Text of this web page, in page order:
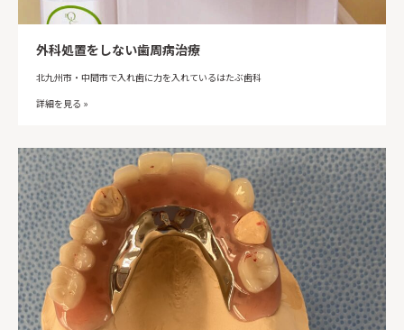
外科処置をしない歯周病治療
北九州市・中間市で入れ歯に力を入れているはたぶ歯科
詳細を見る »